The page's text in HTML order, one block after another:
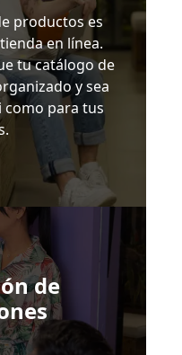
productos es
en línea.
tu catálogo de
y sea
para tus
de